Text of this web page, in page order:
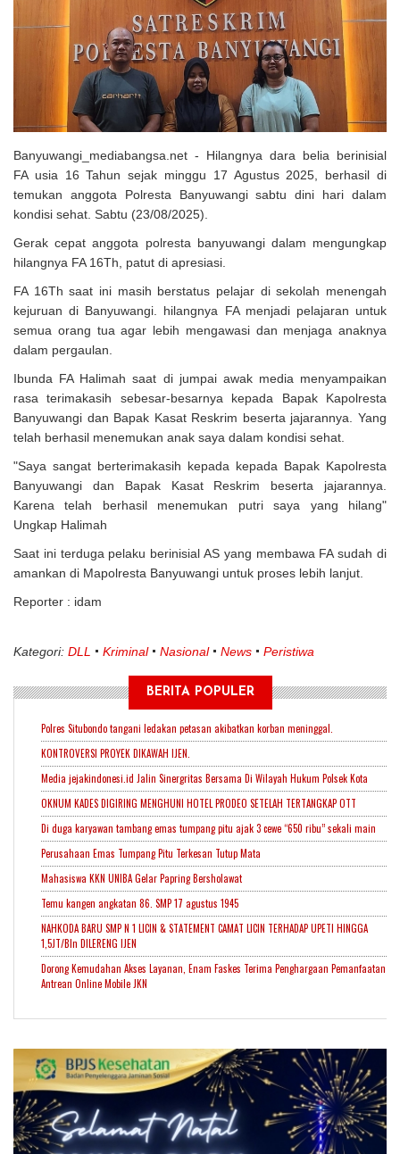
Uji Coba Program NADI JKN
Banyuwangi_mediabangsa.net - Hilangnya dara belia berinisial
FA usia 16 Tahun sejak minggu 17 Agustus 2025, berhasil di
temukan anggota Polresta Banyuwangi sabtu dini hari dalam
kondisi sehat. Sabtu (23/08/2025).
Gerak cepat anggota polresta banyuwangi dalam mengungkap
hilangnya FA 16Th, patut di apresiasi.
FA 16Th saat ini masih berstatus pelajar di sekolah menengah
kejuruan di Banyuwangi. hilangnya FA menjadi pelajaran untuk
semua orang tua agar lebih mengawasi dan menjaga anaknya
dalam pergaulan.
Ibunda FA Halimah saat di jumpai awak media menyampaikan
rasa terimakasih sebesar-besarnya kepada Bapak Kapolresta
Banyuwangi dan Bapak Kasat Reskrim beserta jajarannya. Yang
telah berhasil menemukan anak saya dalam kondisi sehat.
"Saya sangat berterimakasih kepada kepada Bapak Kapolresta
Banyuwangi dan Bapak Kasat Reskrim beserta jajarannya.
Karena telah berhasil menemukan putri saya yang hilang"
Ungkap Halimah
Saat ini terduga pelaku berinisial AS yang membawa FA sudah di
amankan di Mapolresta Banyuwangi untuk proses lebih lanjut.
Reporter : idam
Kategori: DLL Kriminal Nasional News Peristiwa
BERITA POPULER
Polres Situbondo tangani ledakan petasan akibatkan korban meninggal.
KONTROVERSI PROYEK DIKAWAH IJEN.
Media jejakindonesi.id Jalin Sinergritas Bersama Di Wilayah Hukum Polsek Kota
OKNUM KADES DIGIRING MENGHUNI HOTEL PRODEO SETELAH TERTANGKAP OTT
Di duga karyawan tambang emas tumpang pitu ajak 3 cewe “650 ribu” sekali main
Perusahaan Emas Tumpang Pitu Terkesan Tutup Mata
Mahasiswa KKN UNIBA Gelar Papring Bersholawat
Temu kangen angkatan 86. SMP 17 agustus 1945
NAHKODA BARU SMP N 1 LICIN & STATEMENT CAMAT LICIN TERHADAP UPETI HINGGA
1,5JT/Bln DILERENG IJEN
Dorong Kemudahan Akses Layanan, Enam Faskes Terima Penghargaan Pemanfaatan
Antrean Online Mobile JKN